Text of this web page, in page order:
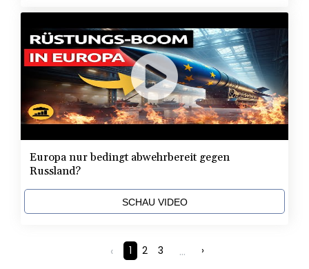
Europa nur bedingt abwehrbereit gegen
Russland?
SCHAU VIDEO
‹ 1 2 3 ... ›